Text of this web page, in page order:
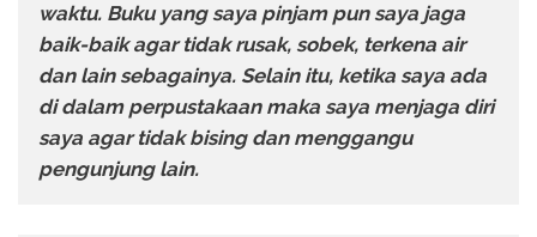
waktu. Buku yang saya pinjam pun saya jaga
baik-baik agar tidak rusak, sobek, terkena air
dan lain sebagainya. Selain itu, ketika saya ada
di dalam perpustakaan maka saya menjaga diri
saya agar tidak bising dan menggangu
pengunjung lain.